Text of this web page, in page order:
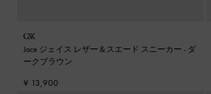
Jace ジェイス レザー＆スエード スニーカー - ダ
ークブラウン
¥ 13,900